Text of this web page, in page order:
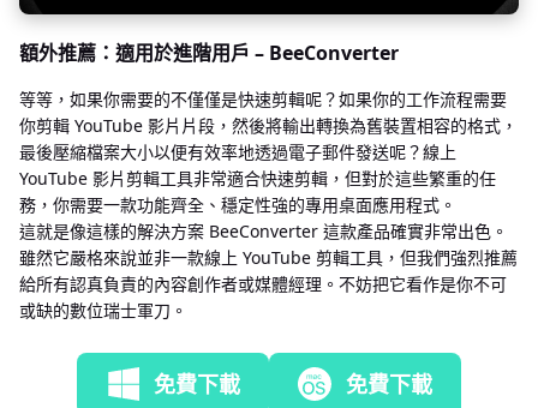
額外推薦：適用於進階用戶 – BeeConverter
等等，如果你需要的不僅僅是快速剪輯呢？如果你的工作流程需要
你剪輯 YouTube 影片片段，然後將輸出轉換為舊裝置相容的格式，
最後壓縮檔案大小以便有效率地透過電子郵件發送呢？線上
YouTube 影片剪輯工具非常適合快速剪輯，但對於這些繁重的任
務，你需要一款功能齊全、穩定性強的專用桌面應用程式。
這就是像這樣的解決方案 BeeConverter 這款產品確實非常出色。
雖然它嚴格來說並非一款線上 YouTube 剪輯工具，但我們強烈推薦
給所有認真負責的內容創作者或媒體經理。不妨把它看作是你不可
或缺的數位瑞士軍刀。
免費下載 免費下載